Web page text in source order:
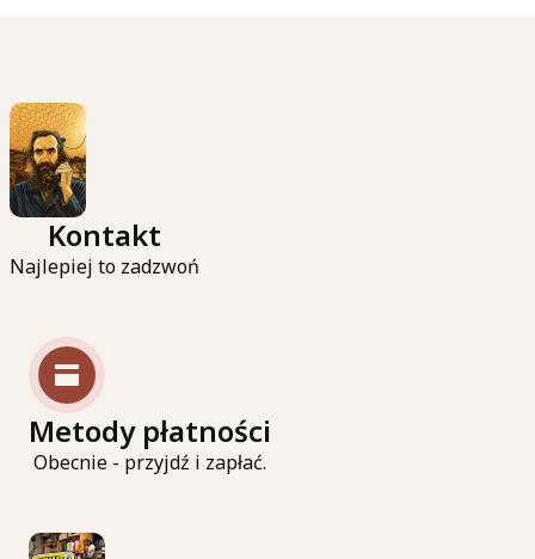
własnego Instytutu Książki "Certyfikat dla
małych księgarni" na rok 2025/2026
Czytaj całość
Kontakt
Najlepiej to zadzwoń
Metody płatności
Obecnie - przyjdź i zapłać.